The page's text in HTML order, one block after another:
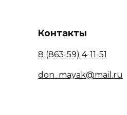
Контакты
8 (863-59) 4-11-51
don_mayak@mail.ru